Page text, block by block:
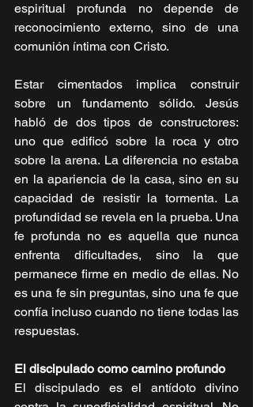
espiritual profunda no depende de
reconocimiento externo, sino de una
comunión íntima con Cristo.
Estar cimentados implica construir
sobre un fundamento sólido. Jesús
habló de dos tipos de constructores:
uno que edificó sobre la roca y otro
sobre la arena. La diferencia no estaba
en la apariencia de la casa, sino en su
capacidad de resistir la tormenta. La
profundidad se revela en la prueba. Una
fe profunda no es aquella que nunca
enfrenta dificultades, sino la que
permanece firme en medio de ellas. No
es una fe sin preguntas, sino una fe que
confía incluso cuando no tiene todas las
respuestas.
El discipulado como camino profundo
El discipulado es el antídoto divino